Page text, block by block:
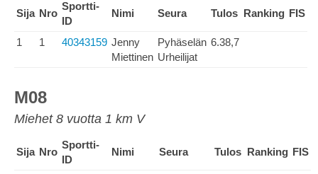
Sija Nro
Sportti-
ID
Nimi Seura Tulos Ranking FIS
1 1 40343159 Jenny
Miettinen
Pyhäselän
Urheilijat
6.38,7
M08
Miehet 8 vuotta 1 km V
Sija Nro
Sportti-
ID
Nimi Seura Tulos Ranking FIS